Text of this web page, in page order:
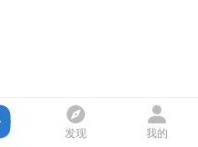
发现 我的